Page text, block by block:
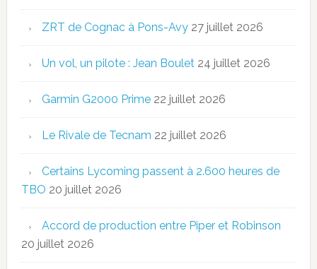
ZRT de Cognac à Pons-Avy 27 juillet 2026
Un vol, un pilote : Jean Boulet 24 juillet 2026
Garmin G2000 Prime 22 juillet 2026
Le Rivale de Tecnam 22 juillet 2026
Certains Lycoming passent à 2.600 heures de
TBO 20 juillet 2026
Accord de production entre Piper et Robinson
20 juillet 2026